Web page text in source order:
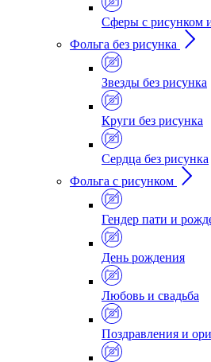
Сферы с рисунком
Фольга без рисунка
Звезды без рисунка
Круги без рисунка
Сердца без рисунка
Фольга с рисунком
Гендер пати и
День рождения
Любовь и свадьба
Поздравления и